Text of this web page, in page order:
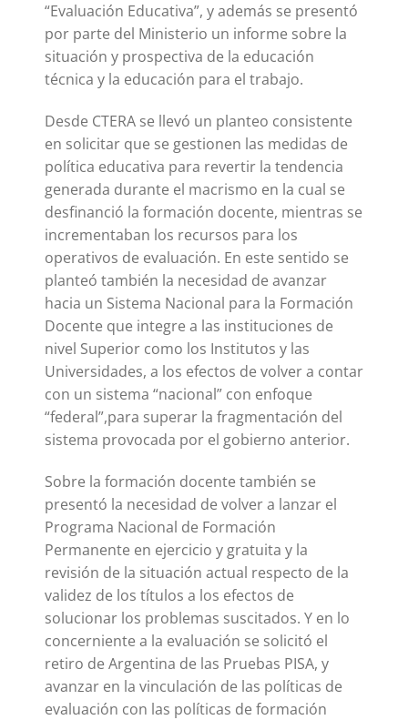
“Evaluación Educativa”, y además se presentó
por parte del Ministerio un informe sobre la
situación y prospectiva de la educación
técnica y la educación para el trabajo.
Desde CTERA se llevó un planteo consistente
en solicitar que se gestionen las medidas de
política educativa para revertir la tendencia
generada durante el macrismo en la cual se
desfinanció la formación docente, mientras se
incrementaban los recursos para los
operativos de evaluación. En este sentido se
planteó también la necesidad de avanzar
hacia un Sistema Nacional para la Formación
Docente que integre a las instituciones de
nivel Superior como los Institutos y las
Universidades, a los efectos de volver a contar
con un sistema “nacional” con enfoque
“federal”,para superar la fragmentación del
sistema provocada por el gobierno anterior.
Sobre la formación docente también se
presentó la necesidad de volver a lanzar el
Programa Nacional de Formación
Permanente en ejercicio y gratuita y la
revisión de la situación actual respecto de la
validez de los títulos a los efectos de
solucionar los problemas suscitados. Y en lo
concerniente a la evaluación se solicitó el
retiro de Argentina de las Pruebas PISA, y
avanzar en la vinculación de las políticas de
evaluación con las políticas de formación